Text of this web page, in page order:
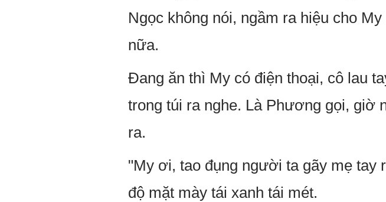
Ngọc không nói, ngầm ra hiệu cho
nữa.
Đang ăn thì My có điện thoại, cô lau
trong túi ra nghe. Là Phương gọi, giờ
ra.
"My ơi, tao đụng người ta gãy mẹ tay
độ mặt mày tái xanh tái mét.